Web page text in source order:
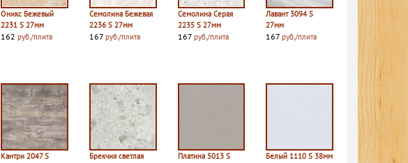
Оникс Бежевый
2231 S 27мм
162руб./плита
Семолина Бежевая
2236 S 27мм
167 руб./плита
Семолина Серая
2235 S 27мм
167 руб./плита
Лавант 3094 S
27мм
167руб./плита
Кантри 2047 S
Брекчия светлая
Платина 5013 S
Белый 1110 S 38мм